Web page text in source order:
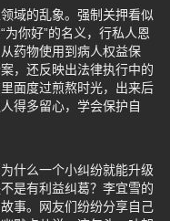
域的乱象。强制关押看似
你好”的名义，行私人恩
药物使用到病人权益保
，还反映出法律执行中的
面度过煎熬时光，出来后
得多留心，学会保护自
什么一个小纠纷就能升级
是有利益纠葛？李宜雪的
事。网友们纷纷分享自己